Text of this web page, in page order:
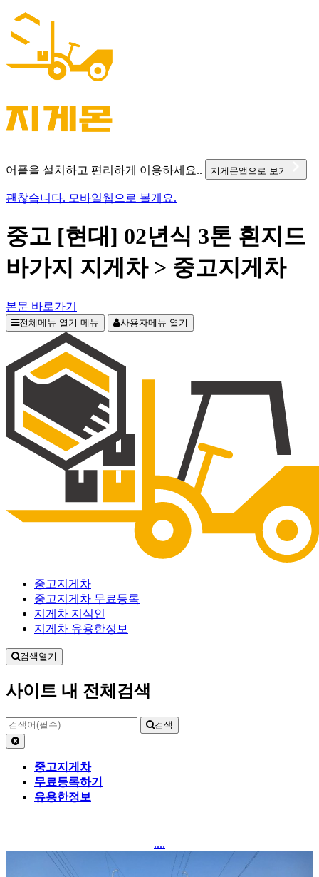
어플을 설치하고 편리하게 이용하세요.. 지게몬앱으로 보기
괜찮습니다. 모바일웹으로 볼게요.
중고 [현대] 02년식 3톤 흰지드
바가지 지게차 > 중고지게차
본문 바로가기
전체메뉴 열기 메뉴 사용자메뉴 열기
중고지게차
중고지게차 무료등록
지게차 지식인
지게차 유용한정보
검색열기
사이트 내 전체검색
검색
중고지게차
무료등록하기
유용한정보
....